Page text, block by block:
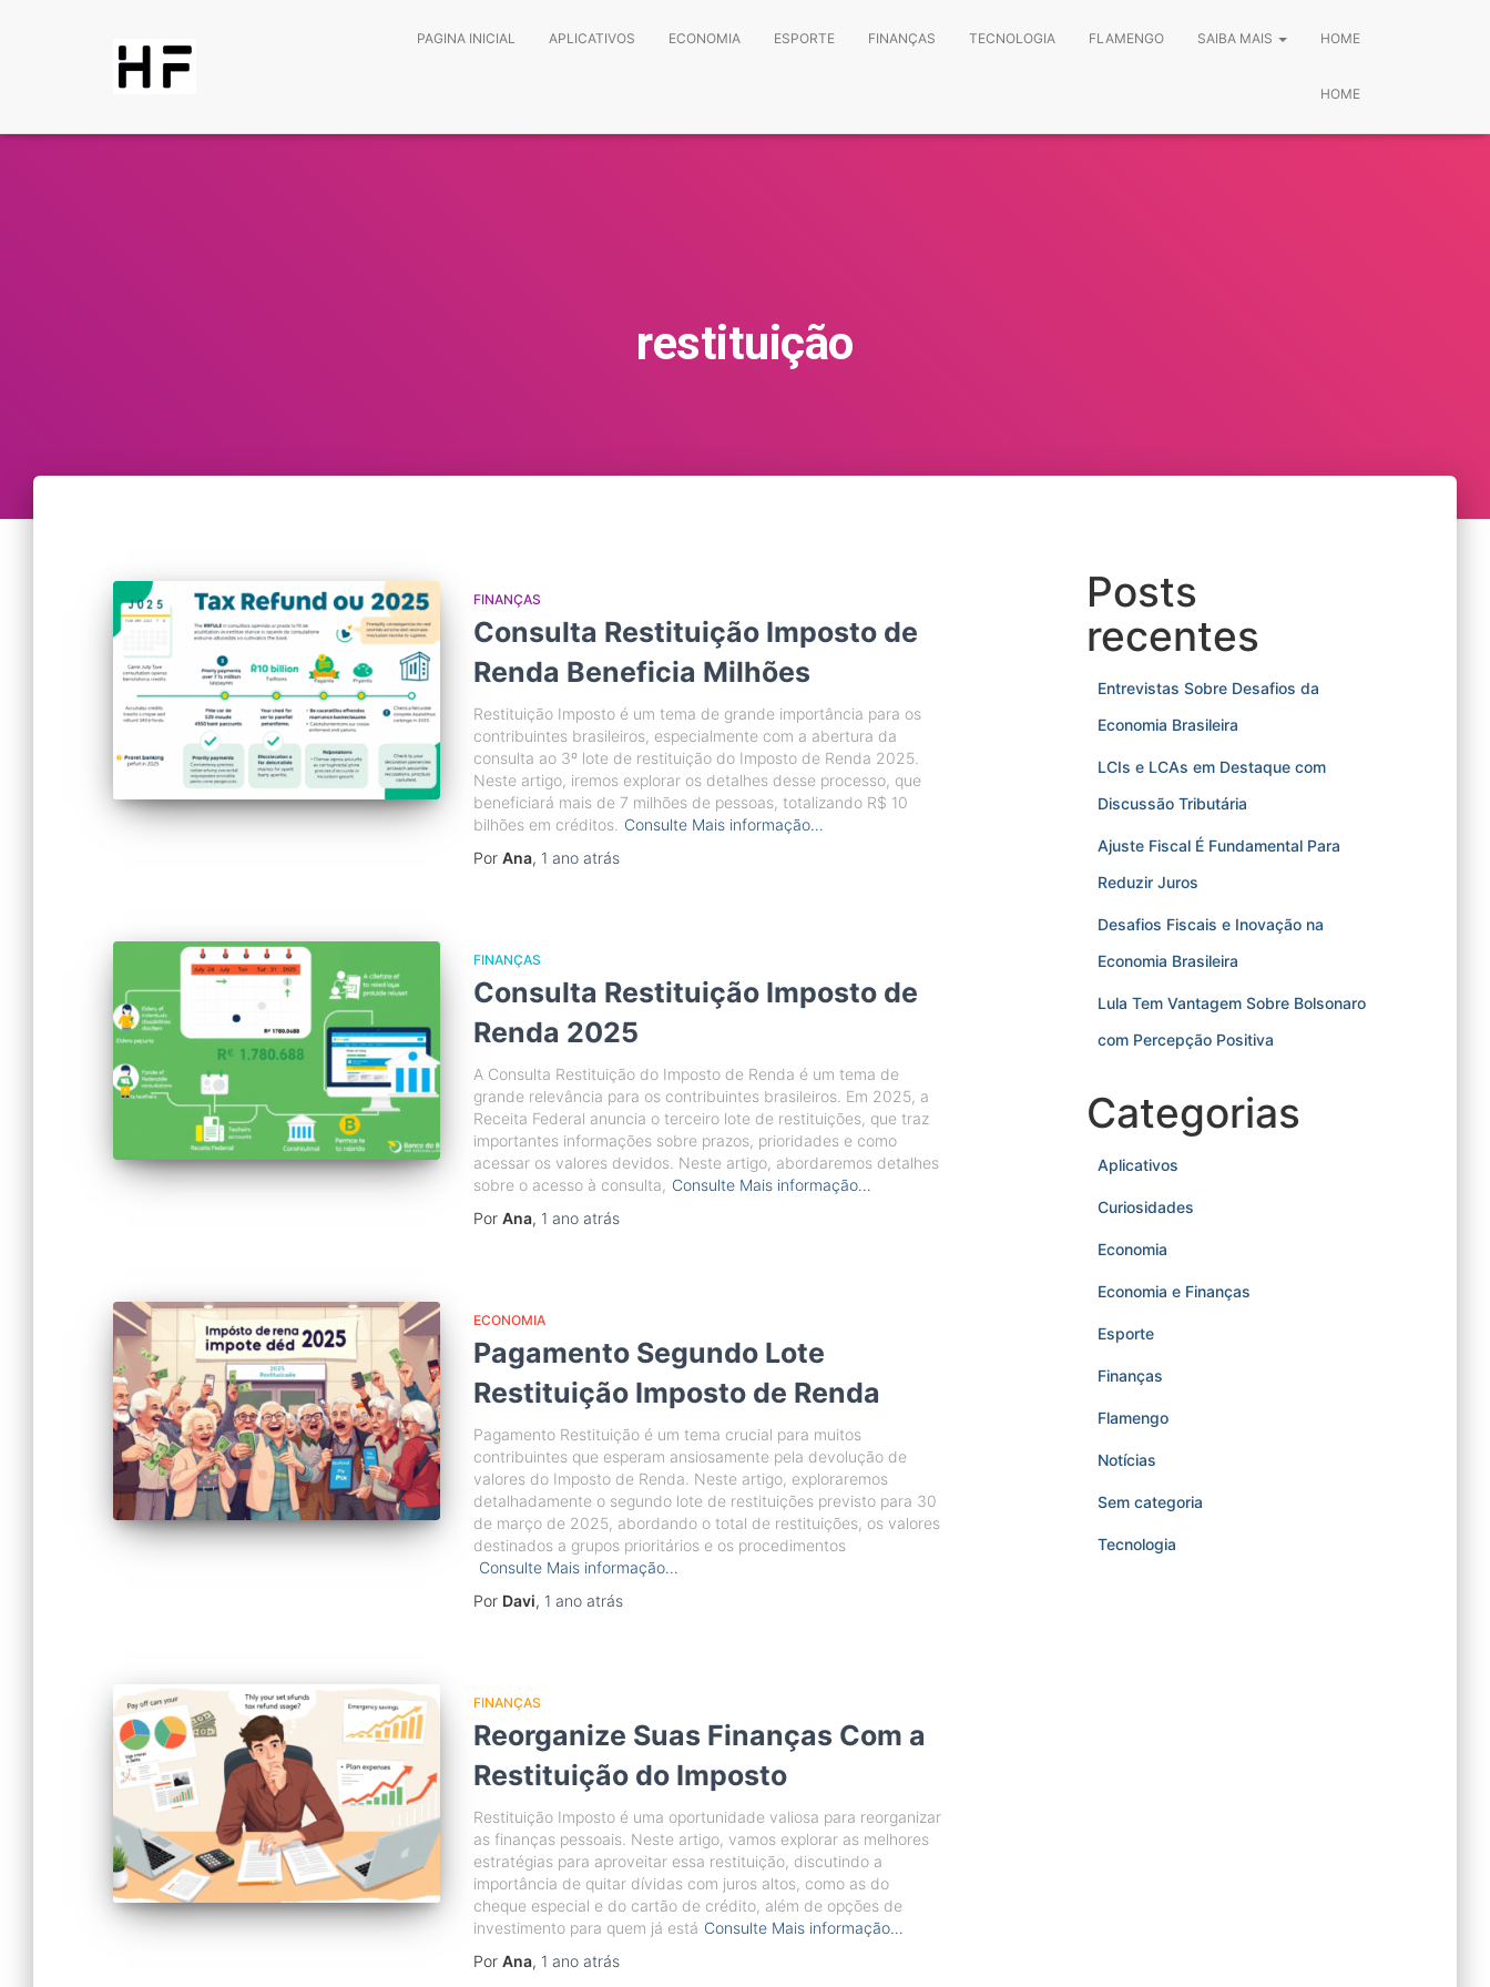
PAGINA INICIAL APLICATIVOS ECONOMIA ESPORTE FINANÇAS TECNOLOGIA FLAMENGO SAIBA MAIS HOME
HOME
restituição
FINANÇAS
Consulta Restituição Imposto de
Renda Beneficia Milhões
Restituição Imposto é um tema de grande importância para os
contribuintes brasileiros, especialmente com a abertura da
consulta ao 3º lote de restituição do Imposto de Renda 2025.
Neste artigo, iremos explorar os detalhes desse processo, que
beneficiará mais de 7 milhões de pessoas, totalizando R$ 10
bilhões em créditos. Consulte Mais informação…
Por Ana, 1 ano atrás
FINANÇAS
Consulta Restituição Imposto de
Renda 2025
A Consulta Restituição do Imposto de Renda é um tema de
grande relevância para os contribuintes brasileiros. Em 2025, a
Receita Federal anuncia o terceiro lote de restituições, que traz
importantes informações sobre prazos, prioridades e como
acessar os valores devidos. Neste artigo, abordaremos detalhes
sobre o acesso à consulta, Consulte Mais informação…
Por Ana, 1 ano atrás
ECONOMIA
Pagamento Segundo Lote
Restituição Imposto de Renda
Pagamento Restituição é um tema crucial para muitos
contribuintes que esperam ansiosamente pela devolução de
valores do Imposto de Renda. Neste artigo, exploraremos
detalhadamente o segundo lote de restituições previsto para 30
de março de 2025, abordando o total de restituições, os valores
destinados a grupos prioritários e os procedimentos
Consulte Mais informação…
Por Davi, 1 ano atrás
FINANÇAS
Reorganize Suas Finanças Com a
Restituição do Imposto
Restituição Imposto é uma oportunidade valiosa para reorganizar
as finanças pessoais. Neste artigo, vamos explorar as melhores
estratégias para aproveitar essa restituição, discutindo a
importância de quitar dívidas com juros altos, como as do
cheque especial e do cartão de crédito, além de opções de
investimento para quem já está Consulte Mais informação…
Por Ana, 1 ano atrás
Posts
recentes
Entrevistas Sobre Desafios da
Economia Brasileira
LCIs e LCAs em Destaque com
Discussão Tributária
Ajuste Fiscal É Fundamental Para
Reduzir Juros
Desafios Fiscais e Inovação na
Economia Brasileira
Lula Tem Vantagem Sobre Bolsonaro
com Percepção Positiva
Categorias
Aplicativos
Curiosidades
Economia
Economia e Finanças
Esporte
Finanças
Flamengo
Notícias
Sem categoria
Tecnologia